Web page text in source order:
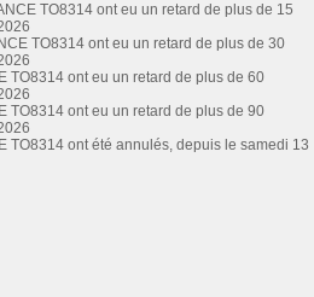
TO8314 ont eu un retard de plus de 15
TO8314 ont eu un retard de plus de 30
TO8314 ont eu un retard de plus de 60
TO8314 ont eu un retard de plus de 90
TO8314 ont été annulés, depuis le samedi 13